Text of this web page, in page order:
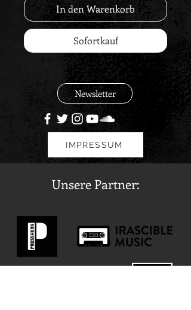
In den Warenkorb
Sofortkauf
Newsletter
IMPRESSUM
Unsere Partner: